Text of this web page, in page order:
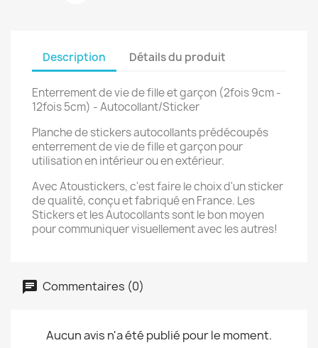
Description Détails du produit
Enterrement de vie de fille et garçon (2fois 9cm -
12fois 5cm) - Autocollant/Sticker
Planche de stickers autocollants prédécoupés
enterrement de vie de fille et garçon pour
utilisation en intérieur ou en extérieur.
Avec Atoustickers, c'est faire le choix d'un sticker
de qualité, conçu et fabriqué en France. Les
Stickers et les Autocollants sont le bon moyen
pour communiquer visuellement avec les autres!
Commentaires (0)
Aucun avis n'a été publié pour le moment.